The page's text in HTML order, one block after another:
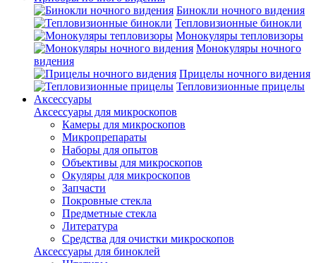
Бинокли ночного видения
Тепловизионные бинокли
Монокуляры тепловизоры
Монокуляры ночного
видения
Прицелы ночного видения
Тепловизионные прицелы
Аксессуары
Аксессуары для микроскопов
Камеры для микроскопов
Микропрепараты
Наборы для опытов
Объективы для микроскопов
Окуляры для микроскопов
Запчасти
Покровные стекла
Предметные стекла
Литература
Средства для очистки микроскопов
Аксессуары для биноклей